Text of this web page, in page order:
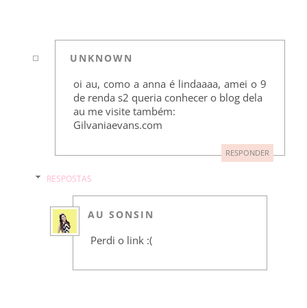
UNKNOWN
oi au, como a anna é lindaaaa, amei o 9
de renda s2 queria conhecer o blog dela
au me visite também:
Gilvaniaevans.com
RESPONDER
RESPOSTAS
AU SONSIN
Perdi o link :(